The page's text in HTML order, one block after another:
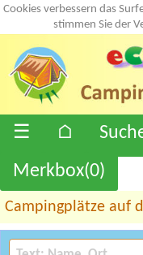
Cookies verbessern das
stimmen Sie der
☰ ⌂
Merkbox(0)
Campingplätze auf